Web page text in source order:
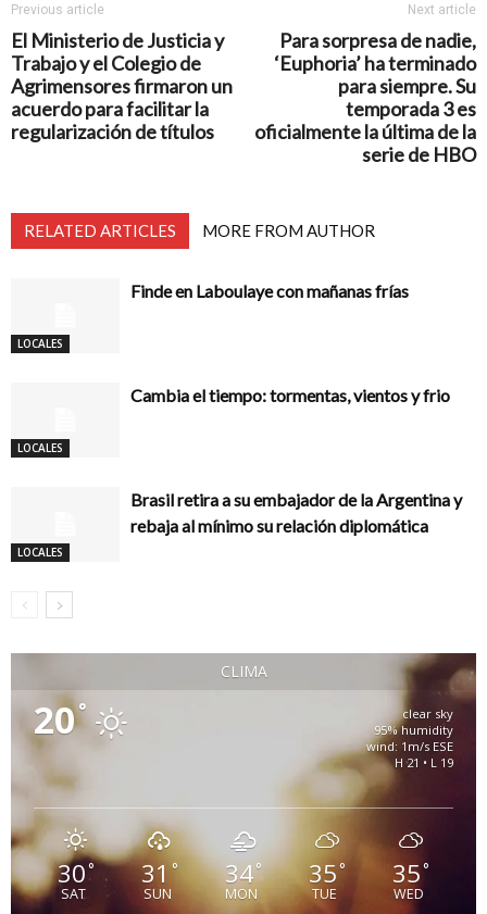
Previous article
El Ministerio de Justicia y
Trabajo y el Colegio de
Agrimensores firmaron un
acuerdo para facilitar la
regularización de títulos
Next article
Para sorpresa de nadie,
‘Euphoria’ ha terminado
para siempre. Su
temporada 3 es
oficialmente la última de la
serie de HBO
RELATED ARTICLES MORE FROM AUTHOR
LOCALES
Finde en Laboulaye con mañanas frías
LOCALES
Cambia el tiempo: tormentas, vientos y frio
LOCALES
Brasil retira a su embajador de la Argentina y
rebaja al mínimo su relación diplomática
CLIMA
20°
clear sky
95% humidity
wind: 1m/s ESE
H 21 • L 19
30°
SAT
31°
SUN
34°
MON
35°
TUE
35°
WED